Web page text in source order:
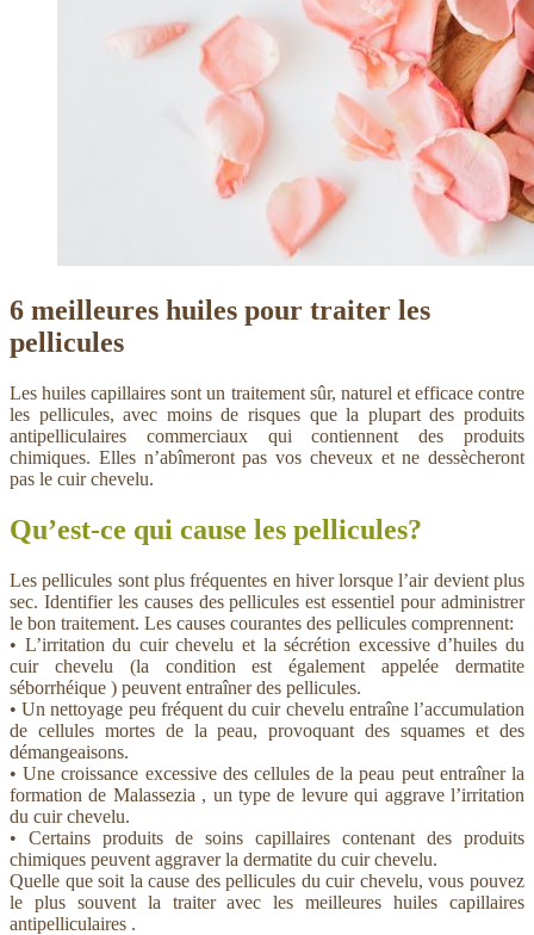
6 meilleures huiles pour traiter les
pellicules
Les huiles capillaires sont un traitement sûr, naturel et efficace contre
les pellicules, avec moins de risques que la plupart des produits
antipelliculaires commerciaux qui contiennent des produits
chimiques. Elles n’abîmeront pas vos cheveux et ne dessècheront
pas le cuir chevelu.
Qu’est-ce qui cause les pellicules?
Les pellicules sont plus fréquentes en hiver lorsque l’air devient plus
sec. Identifier les causes des pellicules est essentiel pour administrer
le bon traitement. Les causes courantes des pellicules comprennent:
• L’irritation du cuir chevelu et la sécrétion excessive d’huiles du
cuir chevelu (la condition est également appelée dermatite
séborrhéique ) peuvent entraîner des pellicules.
• Un nettoyage peu fréquent du cuir chevelu entraîne l’accumulation
de cellules mortes de la peau, provoquant des squames et des
démangeaisons.
• Une croissance excessive des cellules de la peau peut entraîner la
formation de Malassezia , un type de levure qui aggrave l’irritation
du cuir chevelu.
• Certains produits de soins capillaires contenant des produits
chimiques peuvent aggraver la dermatite du cuir chevelu.
Quelle que soit la cause des pellicules du cuir chevelu, vous pouvez
le plus souvent la traiter avec les meilleures huiles capillaires
antipelliculaires .